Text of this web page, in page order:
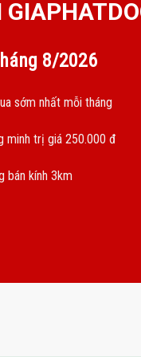
8/2026
sớm nhất mỗi tháng
minh trị giá 250.000 đ
bán kính 3km